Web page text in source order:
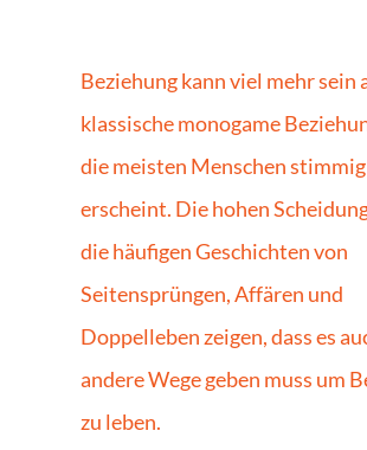
Beziehung kann viel mehr sein
klassische monogame
die meisten Menschen stimmig
erscheint. Die hohen
die häufigen Geschichten von
Seitensprüngen, Affären und
Doppelleben zeigen, dass es
andere Wege geben muss um
zu leben.